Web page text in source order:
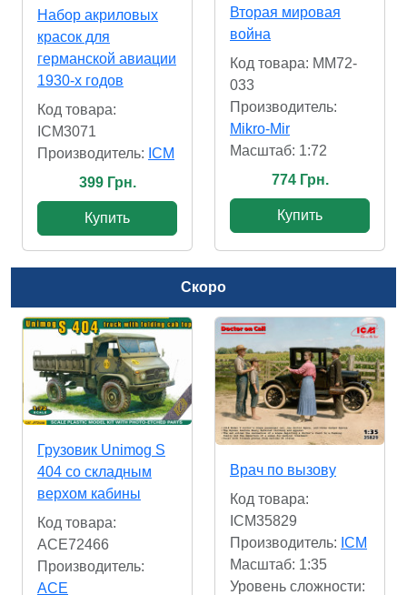
Набор акриловых
красок для
германской авиации
1930-х годов
Код товара:
ICM3071
Производитель: ICM
399 Грн.
Купить
Вторая мировая
война
Код товара: MM72-
033
Производитель:
Mikro-Mir
Масштаб: 1:72
774 Грн.
Купить
Скоро
Грузовик Unimog S
404 со складным
верхом кабины
Код товара:
ACE72466
Производитель:
ACE
Врач по вызову
Код товара:
ICM35829
Производитель: ICM
Масштаб: 1:35
Уровень сложности: